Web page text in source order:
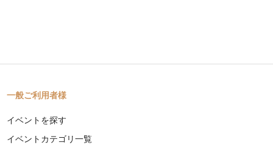
一般ご利用者様
イベントを探す
イベントカテゴリ一覧